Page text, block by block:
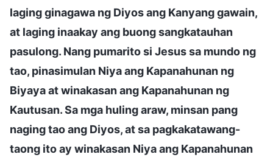
laging ginagawa ng Diyos ang Kanyang gawain,
at laging inaakay ang buong sangkatauhan
pasulong. Nang pumarito si Jesus sa mundo ng
tao, pinasimulan Niya ang Kapanahunan ng
Biyaya at winakasan ang Kapanahunan ng
Kautusan. Sa mga huling araw, minsan pang
naging tao ang Diyos, at sa pagkakatawang-
taong ito ay winakasan Niya ang Kapanahunan